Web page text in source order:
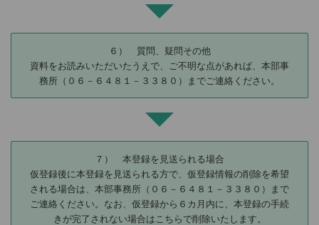
６） 質問、疑問その他
資料をお読みいただいたうえで、ご不明な点があれば、本部事
務所（０６－６４８１－３３８０）までご連絡ください。
７） 本登録を見送られる場合
仮登録後に本登録を見送られる方で、仮登録情報の削除を希望
される場合は、本部事務所（０６－６４８１－３３８０）まで
ご連絡ください。なお、仮登録から６カ月内に、本登録の手続
きが完了されない場合はこちらで削除いたします。